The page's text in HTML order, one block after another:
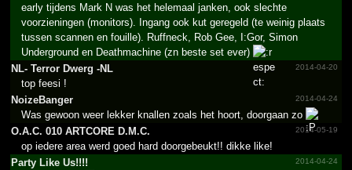
early tijdens Mark N was het helemaal janken, ook slechte
voorzieningen (monitors). Ingang ook kut geregeld (te weinig plaats
tussen scannen en fouille). Ruffneck, Rob Gee, I:Gor, Simon
Underground en Deathmachine (zn beste set ever)
NL- Terror Dwerg -NL
2014-04-20
top feesi !
NoizeBanger
2014-04-24
Was gewoon weer lekker knallen zoals het hoort, doorgaan zo
O.­A.­C.­ 010 ARTCORE D.­M.­C.­
2014-05-19
op iedere area werd goed hard doorgebeukt!! dikke like!
Party Like Us!!!!­
2014-04-24